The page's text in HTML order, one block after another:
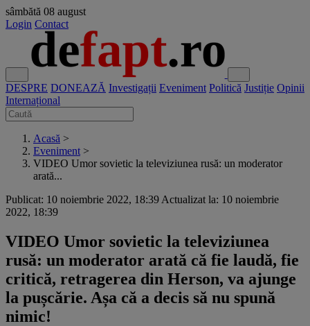
sâmbătă 08 august
Login Contact
DESPRE DONEAZĂ Investigații Eveniment Politică Justiție Opinii
Internațional
Acasă >
Eveniment >
VIDEO Umor sovietic la televiziunea rusă: un moderator
arată...
Publicat: 10 noiembrie 2022, 18:39 Actualizat la: 10 noiembrie
2022, 18:39
VIDEO Umor sovietic la televiziunea
rusă: un moderator arată că fie laudă, fie
critică, retragerea din Herson, va ajunge
la pușcărie. Așa că a decis să nu spună
nimic!